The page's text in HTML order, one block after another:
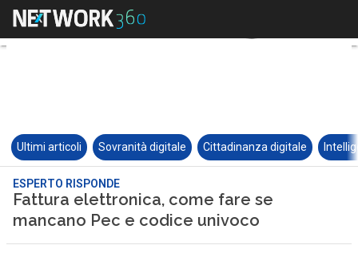
Ultimi articoli Sovranità digitale Cittadinanza digitale
ESPERTO RISPONDE
Fattura elettronica, come fare se
mancano Pec e codice univoco